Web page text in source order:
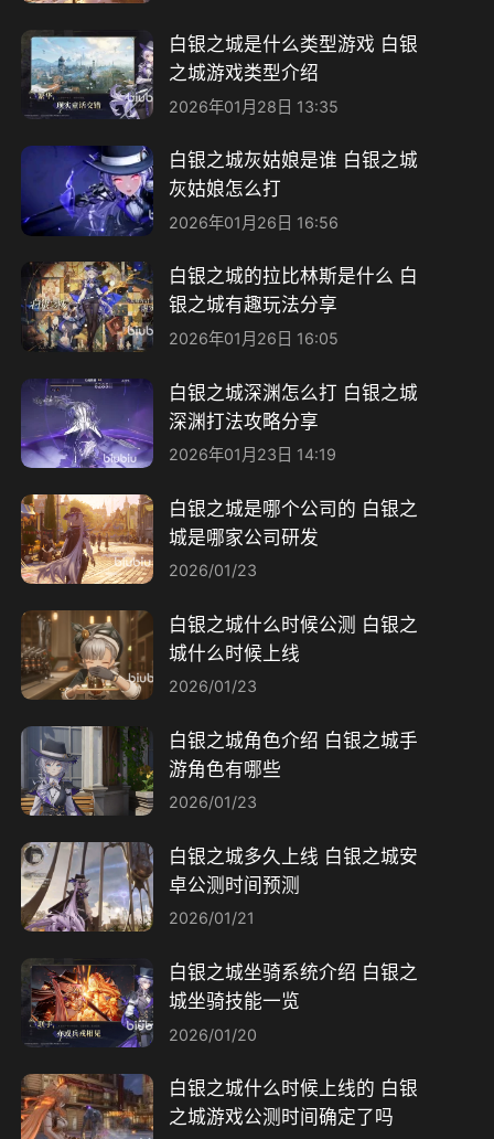
白银之城是什么类型游戏 白银
之城游戏类型介绍
2026年01月28日 13:35
白银之城灰姑娘是谁 白银之城
灰姑娘怎么打
2026年01月26日 16:56
白银之城的拉比林斯是什么 白
银之城有趣玩法分享
2026年01月26日 16:05
白银之城深渊怎么打 白银之城
深渊打法攻略分享
2026年01月23日 14:19
白银之城是哪个公司的 白银之
城是哪家公司研发
2026/01/23
白银之城什么时候公测 白银之
城什么时候上线
2026/01/23
白银之城角色介绍 白银之城手
游角色有哪些
2026/01/23
白银之城多久上线 白银之城安
卓公测时间预测
2026/01/21
白银之城坐骑系统介绍 白银之
城坐骑技能一览
2026/01/20
白银之城什么时候上线的 白银
之城游戏公测时间确定了吗